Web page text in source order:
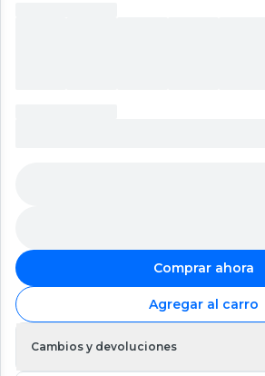
Comprar ahora
Agregar al carro
Cambios y devoluciones